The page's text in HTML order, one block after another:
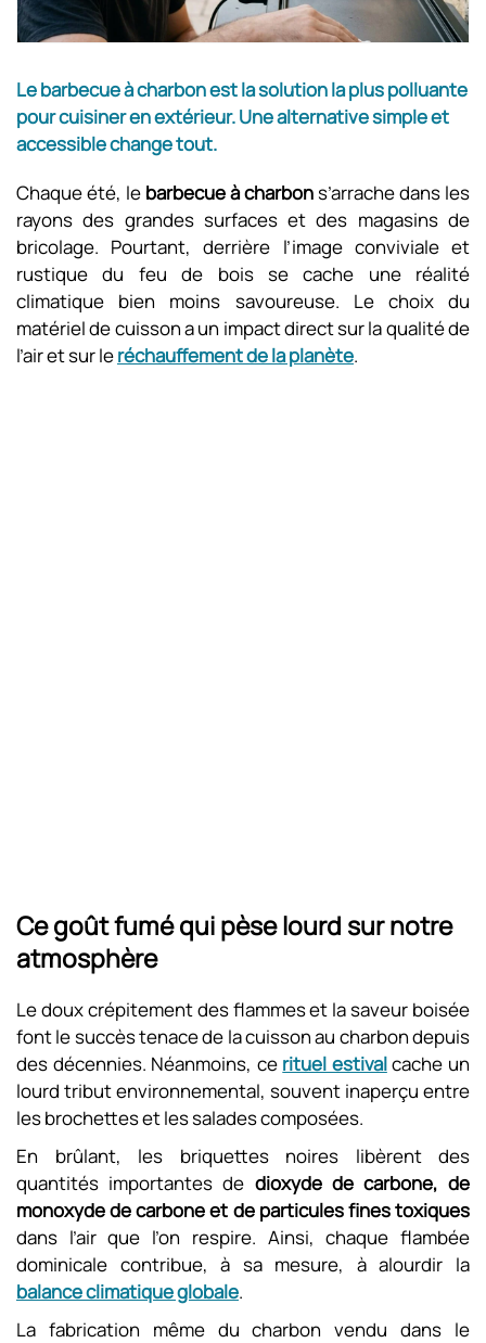
Le barbecue à charbon est la solution la plus polluante
pour cuisiner en extérieur. Une alternative simple et
accessible change tout.
Chaque été, le barbecue à charbons’arrache dans les
rayons des grandes surfaces et des magasins de
bricolage. Pourtant, derrière l’image conviviale et
rustique du feu de bois se cache une réalité
climatique bien moins savoureuse. Le choix du
matériel de cuisson a un impact direct sur la qualité de
l’air et sur leréchauffement de la planète.
Ce goût fumé qui pèse lourd sur notre
atmosphère
Le doux crépitement des flammes et la saveur boisée
font le succès tenace de la cuisson au charbon depuis
des décennies. Néanmoins, ce rituel estivalcache un
lourd tribut environnemental, souvent inaperçu entre
les brochettes et les salades composées.
En brûlant, les briquettes noires libèrent des
quantités importantes de dioxyde de carbone, de
monoxyde de carbone et de particules fines toxiques
dans l’air que l’on respire. Ainsi, chaque flambée
dominicale contribue, à sa mesure, à alourdir la
balance climatique globale.
La fabrication même du charbon vendu dans le